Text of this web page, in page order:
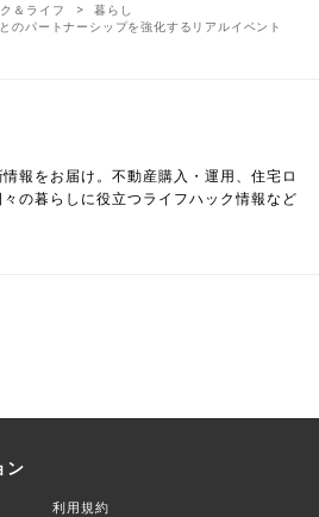
＆ライフ
暮らし
のパートナーシップを強化するリアルイベント
報をお届け。不動産購入・運用、住宅ロ
の暮らしに役立つライフハック情報など
ン
利用規約